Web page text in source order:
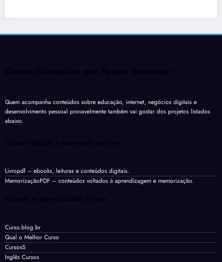
Outros Conteúdos que Podem Interessar
Quem acompanha conteúdos sobre educação, internet, negócios digitais e
desenvolvimento pessoal provavelmente também vai gostar dos projetos listados
abaixo.
Leitura digital e materiais online
Livropdf– ebooks, leituras e conteúdos digitais.
MemorizaçãoPDF – conteúdos voltados à aprendizagem e memorização.
Cursos e aprendizado online
Curso.blog.br
Qual o Melhor Curso
CursosS
Inglês Cursos